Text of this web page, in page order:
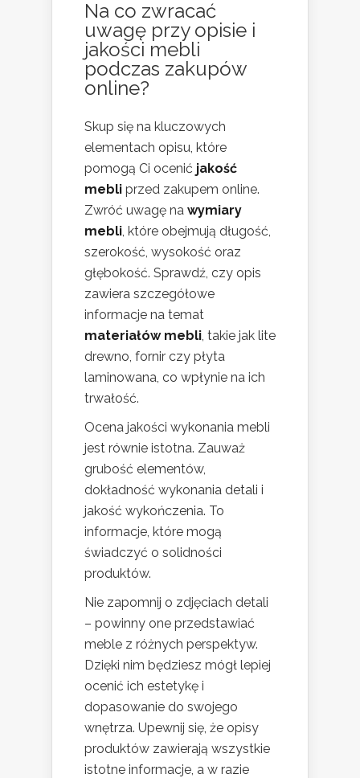
Na co zwracać
uwagę przy opisie i
jakości mebli
podczas zakupów
online?
Skup się na kluczowych
elementach opisu, które
pomogą Ci ocenić jakość
mebli przed zakupem online.
Zwróć uwagę na wymiary
mebli, które obejmują długość,
szerokość, wysokość oraz
głębokość. Sprawdź, czy opis
zawiera szczegółowe
informacje na temat
materiałów mebli, takie jak lite
drewno, fornir czy płyta
laminowana, co wpłynie na ich
trwałość.
Ocena jakości wykonania mebli
jest równie istotna. Zauważ
grubość elementów,
dokładność wykonania detali i
jakość wykończenia. To
informacje, które mogą
świadczyć o solidności
produktów.
Nie zapomnij o zdjęciach detali
– powinny one przedstawiać
meble z różnych perspektyw.
Dzięki nim będziesz mógł lepiej
ocenić ich estetykę i
dopasowanie do swojego
wnętrza. Upewnij się, że opisy
produktów zawierają wszystkie
istotne informacje, a w razie